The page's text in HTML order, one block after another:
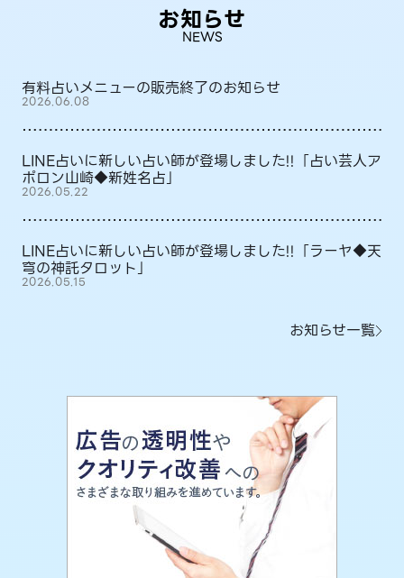
お知らせ
NEWS
有料占いメニューの販売終了のお知らせ
2026.06.08
LINE占いに新しい占い師が登場しました!!「占い芸人ア
ポロン山崎◆新姓名占」
2026.05.22
LINE占いに新しい占い師が登場しました!!「ラーヤ◆天
穹の神託タロット」
2026.05.15
お知らせ一覧